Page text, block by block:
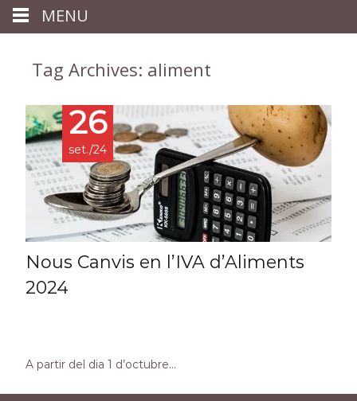
Tag Archives: aliment
26
set./24
Nous Canvis en l’IVA d’Aliments
2024
A partir del dia 1 d’octubre…
MENU